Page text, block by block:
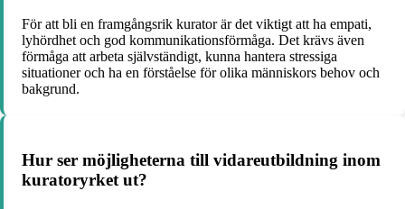
För att bli en framgångsrik kurator är det viktigt att ha empati,
lyhördhet och god kommunikationsförmåga. Det krävs även
förmåga att arbeta självständigt, kunna hantera stressiga
situationer och ha en förståelse för olika människors behov och
bakgrund.
Hur ser möjligheterna till vidareutbildning inom
kuratoryrket ut?